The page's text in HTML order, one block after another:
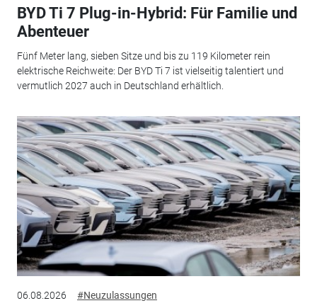
BYD Ti 7 Plug-in-Hybrid: Für Familie und
Abenteuer
Fünf Meter lang, sieben Sitze und bis zu 119 Kilometer rein
elektrische Reichweite: Der BYD Ti 7 ist vielseitig talentiert und
vermutlich 2027 auch in Deutschland erhältlich.
06.08.2026 #Neuzulassungen